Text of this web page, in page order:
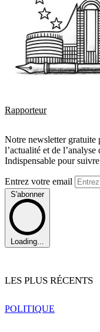
Rapporteur
Notre newsletter gratuite
l’actualité et de
Indispensable pour
Entrez votre email
S'abonner
Loading...
LES PLUS RÉCENTS
POLITIQUE